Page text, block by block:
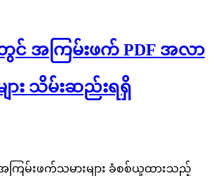
င် အကြမ်းဖက် PDF အလာ
ား သိမ်းဆည်းရရှိ
ြမ်းဖက်သမားများ ခံစစ်ယူထားသည့်